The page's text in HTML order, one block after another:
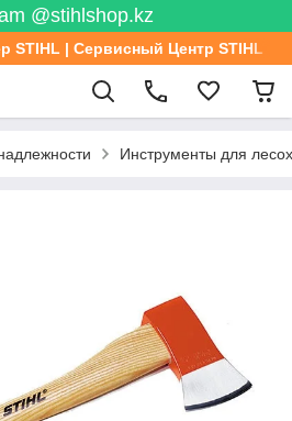
@stihlshop.kz
STIHL | Сервисный Центр STIHL
Инструменты для